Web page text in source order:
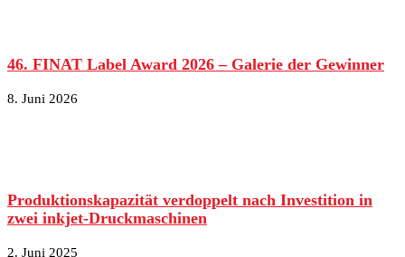
46. FINAT Label Award 2026 – Galerie der Gewinner
8. Juni 2026
Produktionskapazität verdoppelt nach Investition in
zwei inkjet-Druckmaschinen
2. Juni 2025